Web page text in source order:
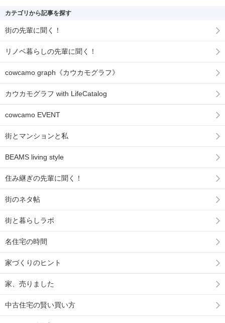
カテゴリから記事を探す
街の先輩に聞く！
リノベ暮らしの先輩に聞く！
cowcamo graph《カウカモグラフ》
カウカモグラフ with LifeCatalog
cowcamo EVENT
街とマンションと私
BEAMS living style
住み継ぎの先輩に聞く！
街のネタ帖
街と暮らしラボ
名住宅の時間
家づくりのヒント
家、売りました
中古住宅の賢い買い方